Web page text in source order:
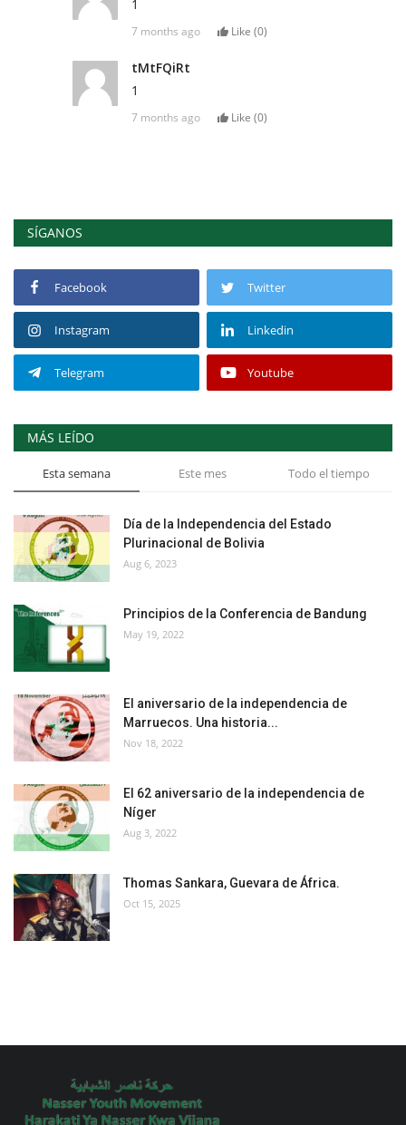
1
7 months ago Like (0)
tMtFQiRt
1
7 months ago Like (0)
SÍGANOS
Facebook Twitter
Instagram Linkedin
Telegram Youtube
MÁS LEÍDO
Esta semana Este mes Todo el tiempo
Día de la Independencia del Estado
Plurinacional de Bolivia
Aug 6, 2023
Principios de la Conferencia de Bandung
May 19, 2022
El aniversario de la independencia de
Marruecos. Una historia...
Nov 18, 2022
El 62 aniversario de la independencia de
Níger
Aug 3, 2022
Thomas Sankara, Guevara de África.
Oct 15, 2025